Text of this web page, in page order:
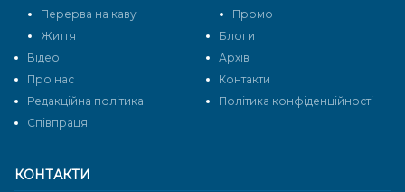
КОНТАКТИ
Перерва на каву
Промо
Життя
Блоги
Відео
Архів
Про нас
Контакти
Редакційна політика
Політика конфіденційності
Cпівпраця